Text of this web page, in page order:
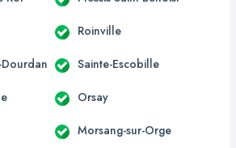
Roinville
Dourdan Sainte-Escobille
Orsay
Morsang-sur-Orge